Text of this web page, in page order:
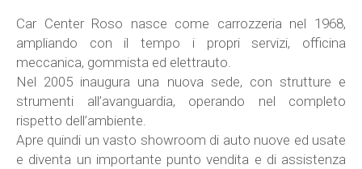
Car Center Roso nasce come carrozzeria nel 1968,
ampliando con il tempo i propri servizi, officina
meccanica, gommista ed elettrauto.
Nel 2005 inaugura una nuova sede, con strutture e
strumenti all’avanguardia, operando nel completo
rispetto dell’ambiente.
Apre quindi un vasto showroom di auto nuove ed usate
e diventa un importante punto vendita e di assistenza